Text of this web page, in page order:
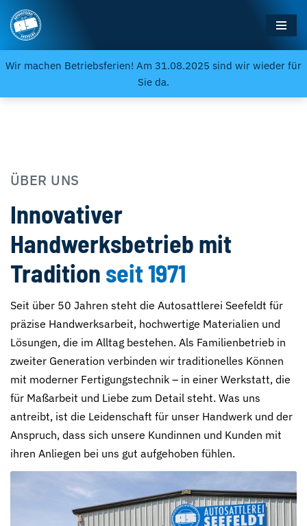
Wir machen Betriebsferien! Am 31.08.2025 sind wir wieder für
Sie da.
Zum
Inhalt
springen
ÜBER UNS
Innovativer
Handwerksbetrieb mit
Tradition seit 1971
Seit über 50 Jahren steht die Autosattlerei Seefeldt für
präzise Handwerksarbeit, hochwertige Materialien und
Lösungen, die im Alltag bestehen. Als Familienbetrieb in
zweiter Generation verbinden wir traditionelles Können
mit moderner Fertigungstechnik – in einer Werkstatt, die
für Maßarbeit und Liebe zum Detail steht. Was uns
antreibt, ist die Leidenschaft für unser Handwerk und der
Anspruch, dass sich unsere Kundinnen und Kunden mit
ihren Anliegen bei uns gut aufgehoben fühlen.